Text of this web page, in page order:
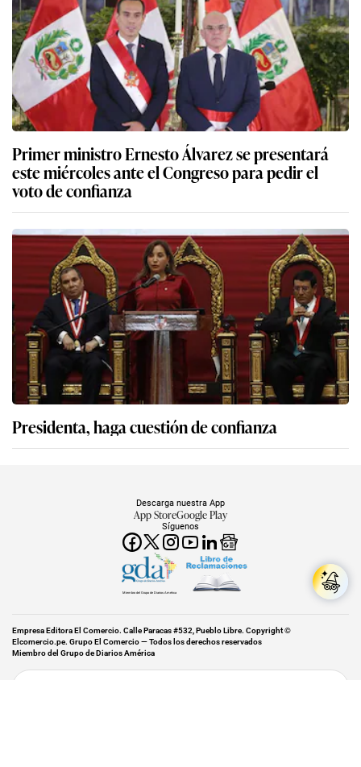
Primer ministro Ernesto Álvarez se presentará
este miércoles ante el Congreso para pedir el
voto de confianza
Presidenta, haga cuestión de confianza
Síguenos
Descarga nuestra App
App StoreGoogle Play
Miembro del Grupo de Diarios América
Empresa Editora El Comercio. Calle Paracas #532, Pueblo Libre. Copyright ©
Elcomercio.pe. Grupo El Comercio — Todos los derechos reservados
Miembro del Grupo de Diarios América